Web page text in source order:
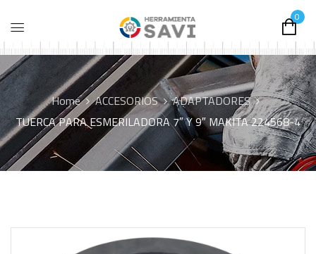
0
Home ACCESORIOS
ADAPTADORES
TUERCA PARA ESMERILADORA 7″ Y 9″ MAKITA 224568-4